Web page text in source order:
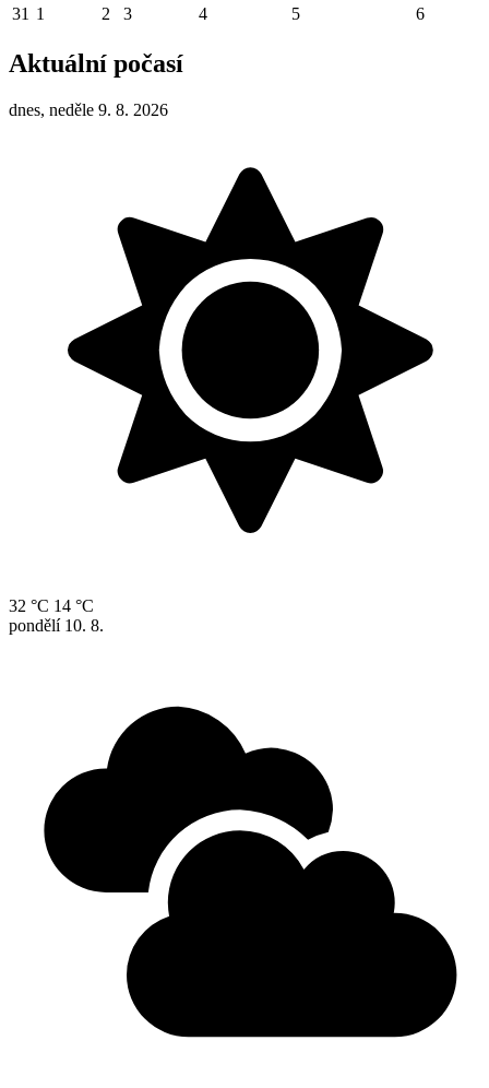
31 1 2 3 4 5 6
Aktuální počasí
dnes, neděle 9. 8. 2026
32 °C 14 °C
pondělí 10. 8.